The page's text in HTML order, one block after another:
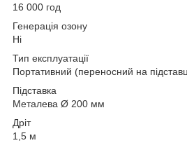
16 000 год
Генерація озону
Ні
Тип експлуатації
Портативний (переносний на
Підставка
Металева Ø 200 мм
Дріт
1,5 м